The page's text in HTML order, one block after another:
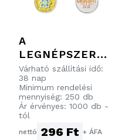
A
LEGNÉPSZERŰB
B KULCSTARTÓ
LÁGY FESTETT
ZOMÁNCOZOTT
BEVÁSÁRLÓKOC
SI-ÉRMÉVEL
Várható szállítási idő:
38 nap
Minimum rendelési
mennyiség: 250 db
Ár érvényes: 1000 db -
tól
nettó 296 Ft + ÁFA